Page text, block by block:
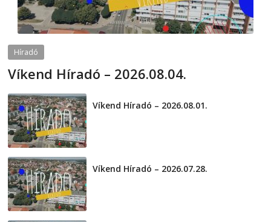
Híradó
Víkend Híradó – 2026.08.04.
Víkend Híradó – 2026.08.01.
Víkend Híradó – 2026.07.28.